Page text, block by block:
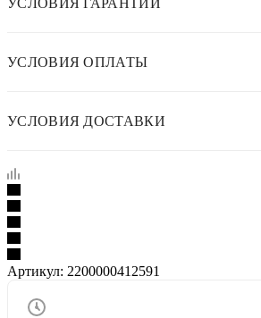
УСЛОВИЯ ОПЛАТЫ
УСЛОВИЯ ДОСТАВКИ
Артикул: 2200000412591